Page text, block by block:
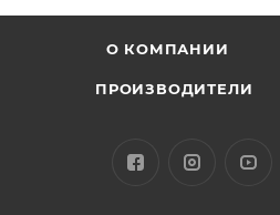
О КОМПАНИИ
ПРОИЗВОДИТЕЛИ